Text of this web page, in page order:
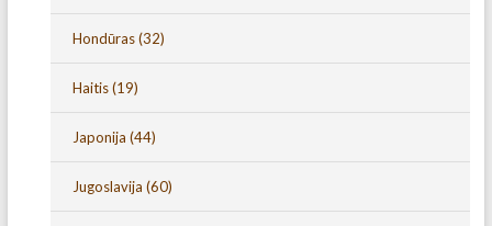
Hondūras(32)
Haitis(19)
Japonija (44)
Jugoslavija (60)